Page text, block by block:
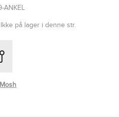
ANKEL
Ikke på lager i denne str.